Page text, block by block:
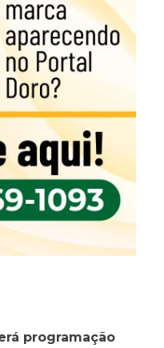
programação